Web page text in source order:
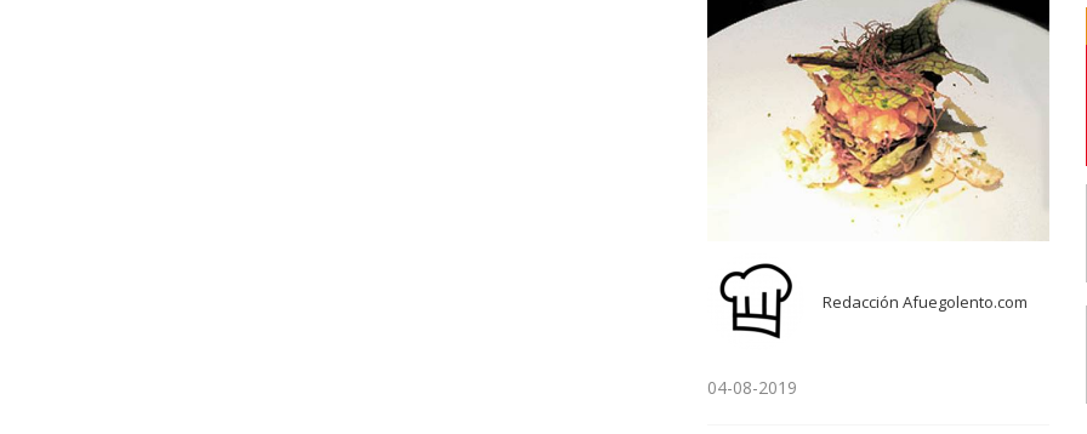
Redacción Afuegolento.com
04-08-2019